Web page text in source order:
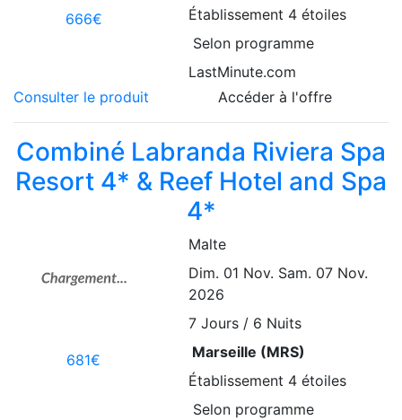
666€
Établissement 4 étoiles
Selon programme
LastMinute.com
Consulter le produit
Accéder à l'offre
Combiné Labranda Riviera Spa
Resort 4* & Reef Hotel and Spa
4*
681€
Malte
Dim. 01 Nov. Sam. 07 Nov.
2026
7Jours / 6 Nuits
Marseille (MRS)
Établissement 4 étoiles
Selon programme